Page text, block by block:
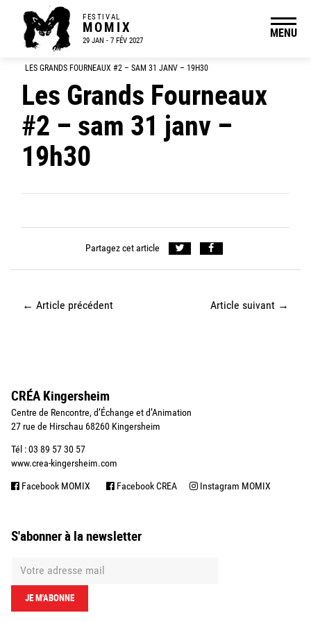
FESTIVAL
MOMIX
29 JAN - 7 FÉV 2027
MENU
LES GRANDS FOURNEAUX #2 – SAM 31 JANV – 19H30
Les Grands Fourneaux
#2 – sam 31 janv –
19h30
Partagez cet article
← Article précédent Article suivant →
CRÉA Kingersheim
Centre de Rencontre, d’Échange et d’Animation
27 rue de Hirschau 68260 Kingersheim
Tél : 03 89 57 30 57
www.crea-kingersheim.com
Facebook MOMIX Facebook CREA Instagram MOMIX
S'abonner à la newsletter